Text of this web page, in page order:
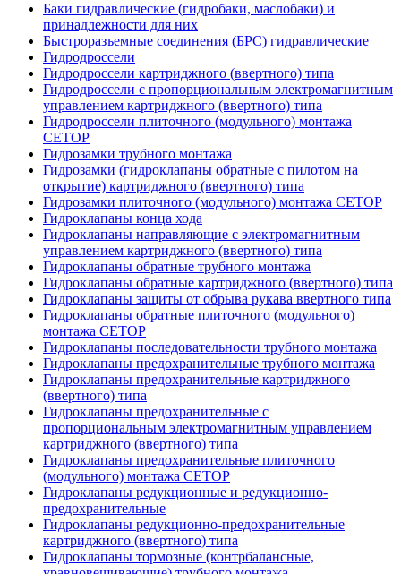
Баки гидравлические (гидробаки, маслобаки) и
принадлежности для них
Быстроразъемные соединения (БРС) гидравлические
Гидродроссели
Гидродроссели картриджного (ввертного) типа
Гидродроссели с пропорциональным электромагнитным
управлением картриджного (ввертного) типа
Гидродроссели плиточного (модульного) монтажа
CETOP
Гидрозамки трубного монтажа
Гидрозамки (гидроклапаны обратные с пилотом на
открытие) картриджного (ввертного) типа
Гидрозамки плиточного (модульного) монтажа CETOP
Гидроклапаны конца хода
Гидроклапаны направляющие с электромагнитным
управлением картриджного (ввертного) типа
Гидроклапаны обратные трубного монтажа
Гидроклапаны обратные картриджного (ввертного) типа
Гидроклапаны защиты от обрыва рукава ввертного типа
Гидроклапаны обратные плиточного (модульного)
монтажа CETOP
Гидроклапаны последовательности трубного монтажа
Гидроклапаны предохранительные трубного монтажа
Гидроклапаны предохранительные картриджного
(ввертного) типа
Гидроклапаны предохранительные с
пропорциональным электромагнитным управлением
картриджного (ввертного) типа
Гидроклапаны предохранительные плиточного
(модульного) монтажа CETOP
Гидроклапаны редукционные и редукционно-
предохранительные
Гидроклапаны редукционно-предохранительные
картриджного (ввертного) типа
Гидроклапаны тормозные (контрбалансные,